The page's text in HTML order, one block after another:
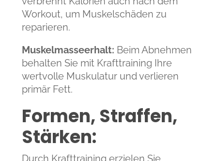
Workout, um Muskelschäden zu
reparieren.
Muskelmasseerhalt: Beim Abnehmen
behalten Sie mit Krafttraining Ihre
wertvolle Muskulatur und verlieren
primär Fett.
Formen, Straffen,
Stärken:
Durch Krafttraining erzielen Sie